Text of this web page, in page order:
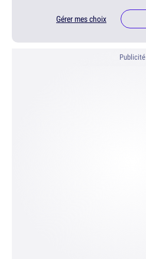
Gérer mes choix
Publicité